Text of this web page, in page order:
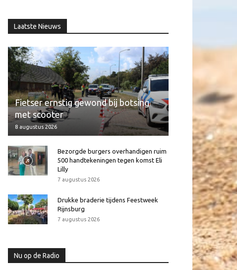
Laatste Nieuws
Fietser ernstig gewond bij botsing
met scooter
8 augustus 2026
Bezorgde burgers overhandigen ruim
500 handtekeningen tegen komst Eli
Lilly
7 augustus 2026
Drukke braderie tijdens Feestweek
Rijnsburg
7 augustus 2026
Nu op de Radio